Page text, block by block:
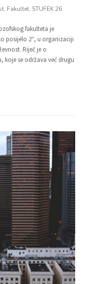
, Fakultet, STUFEK 26
fakulteta je
posijelo 2“, u organizaciji
Riječ je o
koje se održava već drugu